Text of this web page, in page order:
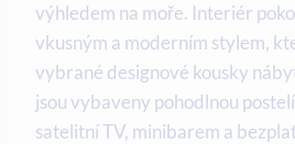
výhledem na moře. Interiér
vkusným a moderním stylem,
vybrané designové kousky
jsou vybaveny pohodlnou
satelitní TV, minibarem a